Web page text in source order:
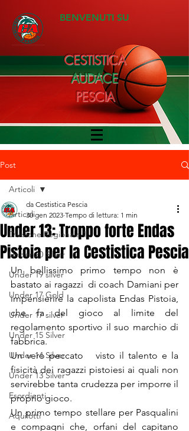
BENVENUTI SU
CESTISTICA
AUDACE
PESCIA
Post
Articoli
Divisione Regionale 1
Under 20 Silver
Under 19 silver
Under 17 Gold
Under 17 silver
Under 15 Silver
Under 14 Silver
Under 13 Silver
Esordienti
Aquilotti
Articoli
Under 13: Troppo forte Endas
Pistoia per la Cestistica Pescia
da Cestistica Pescia
30 gen 2023 Tempo di lettura: 1 min
Un bellissimo primo tempo non è
bastato ai ragazzi  di coach Damiani per
impensierire la capolista Endas Pistoia,
che fa del gioco al limite del
regolamento sportivo il suo marchio di
fabbrica.
Un vero peccato   visto il talento e la
fisicità dei ragazzi pistoiesi ai quali non
servirebbe tanta crudezza per imporre il
proprio gioco.
Un primo tempo stellare per Pasqualini
e compagni che, orfani del capitano